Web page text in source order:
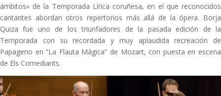
ámbitos» de la Temporada Lírica coruñesa, en el que reconocidos
cantantes abordan otros repertorios más allá de la ópera. Borja
Quiza fue uno de los triunfadores de la pasada edición de la
Temporada con su recordada y muy aplaudida recreación de
Papageno en “La Flauta Mágica” de Mozart, con puesta en escena
de Els Comediants.